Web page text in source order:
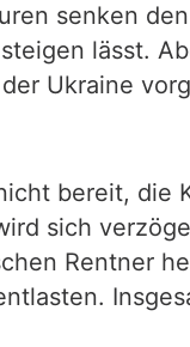
senken
lässt.
Ukraine
bereit, die
sich
Rentner